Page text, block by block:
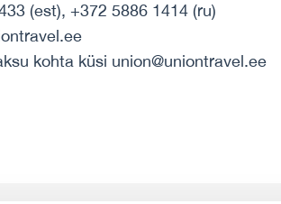
(est), +372 5886 1414 (ru)
kohta küsi union@uniontravel.ee